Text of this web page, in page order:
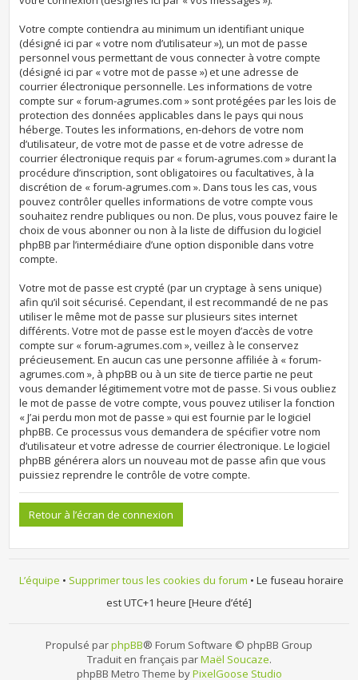
Votre compte contiendra au minimum un identifiant unique
(désigné ici par « votre nom d’utilisateur »), un mot de passe
personnel vous permettant de vous connecter à votre compte
(désigné ici par « votre mot de passe ») et une adresse de
courrier électronique personnelle. Les informations de votre
compte sur « forum-agrumes.com » sont protégées par les lois de
protection des données applicables dans le pays qui nous
héberge. Toutes les informations, en-dehors de votre nom
d’utilisateur, de votre mot de passe et de votre adresse de
courrier électronique requis par « forum-agrumes.com » durant la
procédure d’inscription, sont obligatoires ou facultatives, à la
discrétion de « forum-agrumes.com ». Dans tous les cas, vous
pouvez contrôler quelles informations de votre compte vous
souhaitez rendre publiques ou non. De plus, vous pouvez faire le
choix de vous abonner ou non à la liste de diffusion du logiciel
phpBB par l’intermédiaire d’une option disponible dans votre
compte.
Votre mot de passe est crypté (par un cryptage à sens unique)
afin qu’il soit sécurisé. Cependant, il est recommandé de ne pas
utiliser le même mot de passe sur plusieurs sites internet
différents. Votre mot de passe est le moyen d’accès de votre
compte sur « forum-agrumes.com », veillez à le conservez
précieusement. En aucun cas une personne affiliée à « forum-
agrumes.com », à phpBB ou à un site de tierce partie ne peut
vous demander légitimement votre mot de passe. Si vous oubliez
le mot de passe de votre compte, vous pouvez utiliser la fonction
« J’ai perdu mon mot de passe » qui est fournie par le logiciel
phpBB. Ce processus vous demandera de spécifier votre nom
d’utilisateur et votre adresse de courrier électronique. Le logiciel
phpBB générera alors un nouveau mot de passe afin que vous
puissiez reprendre le contrôle de votre compte.
Retour à l’écran de connexion
L’équipe • Supprimer tous les cookies du forum • Le fuseau horaire
est UTC+1 heure [Heure d’été]
Propulsé parphpBB® Forum Software © phpBB Group
Traduit en français parMaël Soucaze.
phpBB Metro Theme byPixelGoose Studio